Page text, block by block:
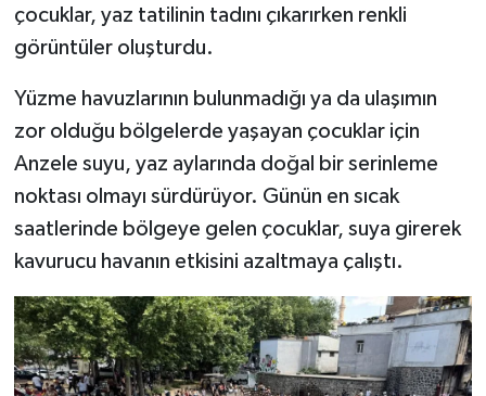
çocuklar, yaz tatilinin tadını çıkarırken renkli
görüntüler oluşturdu.
Yüzme havuzlarının bulunmadığı ya da ulaşımın
zor olduğu bölgelerde yaşayan çocuklar için
Anzele suyu, yaz aylarında doğal bir serinleme
noktası olmayı sürdürüyor. Günün en sıcak
saatlerinde bölgeye gelen çocuklar, suya girerek
kavurucu havanın etkisini azaltmaya çalıştı.